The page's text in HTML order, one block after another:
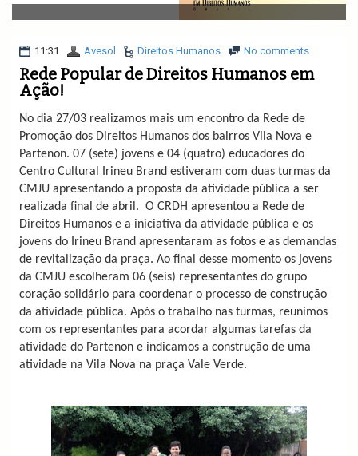
v
i
a
t
i
11:31 Avesol Direitos Humanos No comments
Rede Popular de Direitos Humanos em
Ação!
No dia 27/03 realizamos mais um encontro da Rede de
Promoção dos Direitos Humanos dos bairros Vila Nova e
Partenon. 07 (sete) jovens e 04 (quatro) educadores do
Centro Cultural Irineu Brand estiveram com duas turmas da
CMJU apresentando a proposta da atividade pública a ser
realizada final de abril. O CRDH apresentou a Rede de
Direitos Humanos e a iniciativa da atividade pública e os
jovens do Irineu Brand apresentaram as fotos e as demandas
de revitalização da praça. Ao final desse momento os jovens
da CMJU escolheram 06 (seis) representantes do grupo
coração solidário para coordenar o processo de construção
da atividade pública. Após o trabalho nas turmas, reunimos
com os representantes para acordar algumas tarefas da
atividade do Partenon e indicamos a construção de uma
atividade na Vila Nova na praça Vale Verde.